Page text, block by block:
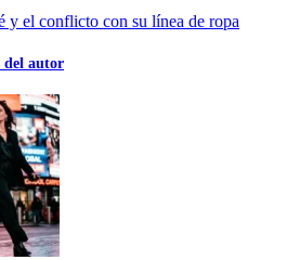
y el conflicto con su línea de ropa
del autor